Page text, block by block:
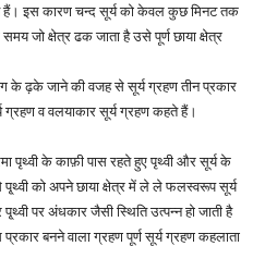
हैं। इस कारण चन्द सूर्य को केवल कुछ मिनट तक
जो क्षेत्र ढक जाता है उसे पूर्ण छाया क्षेत्र
के ढ़के जाने की वजह से सूर्य ग्रहण तीन प्रकार
ग्रहण व वलयाकार सूर्य ग्रहण कहते हैं।
पृथ्वी के काफ़ी पास रहते हुए पृथ्वी और सूर्य के
को अपने छाया क्षेत्र में ले ले फलस्वरूप सूर्य
पर अंधकार जैसी स्थिति उत्पन्न हो जाती है
प्रकार बनने वाला ग्रहण पूर्ण सूर्य ग्रहण कहलाता